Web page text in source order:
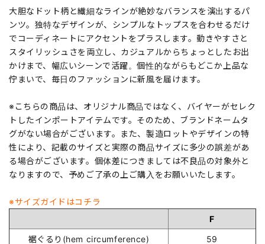
大胆なドット柄と繊細なラインが絶妙なバランスを演出するパ
ンツ。独特なデザインが、シンプルなトップスを合わせるだけ
でコーディネートにアクセントをプラスします。動きやすさと
スタイリッシュさを両立し、カジュアルからちょっとしたお出
かけまで、幅広いシーンで活躍。個性的ながらもどこか上品な
佇まいで、毎日のファッションに新風を届けます。
※こちらの商品は、オリジナル商品ではなく、バイヤーがセレク
トしたインポートアイテムです。そのため、ブランドネームタ
グがない場合がございます。また、製造ロットやデザインの特
性により、記載のサイズと実際の商品サイズに多少の誤差があ
る場合がございます。個体差につきましては不良品の対象外と
なりますので、予めご了承の上ご購入をお願いいたします。
※サイズガイドはコチラ
F
裾ぐるり(hem circumference)
59